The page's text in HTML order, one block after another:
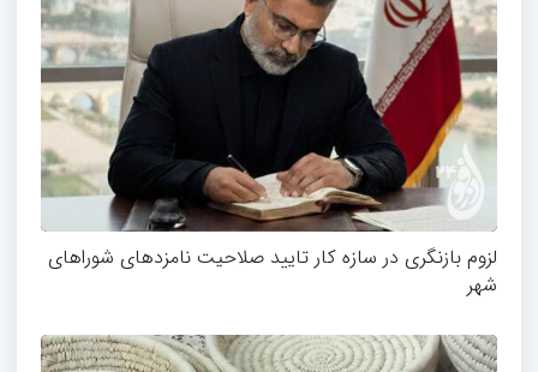
لزوم بازنگری در سازه کار تایید صلاحیت نامزدهای شوراهای
شهر